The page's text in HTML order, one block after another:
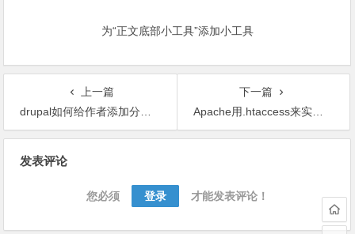
为“正文底部小工具”添加小工具
上一篇
drupal如何给作者添加分类必选？
下一篇
Apache用.htaccess来实现强制https访问
发表评论
您必须 登录 才能发表评论！